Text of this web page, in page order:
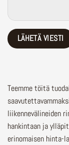
Teemme töitä
liikennevälineiden
hankintaan ja
erinomaisen hinta-